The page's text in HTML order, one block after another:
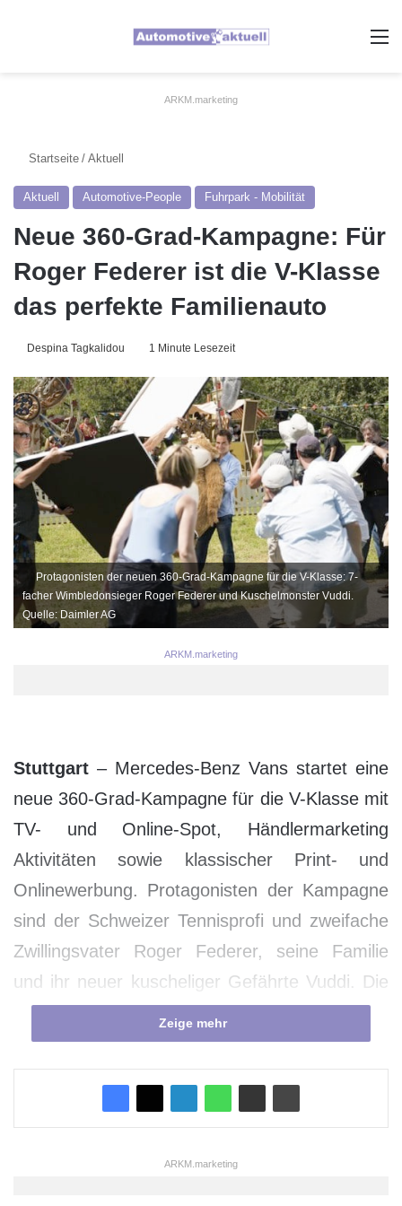
ARKM.marketing
Startseite / Aktuell
Aktuell Automotive-People Fuhrpark - Mobilität
Neue 360-Grad-Kampagne: Für
Roger Federer ist die V-Klasse
das perfekte Familienauto
Despina Tagkalidou 1 Minute Lesezeit
Protagonisten der neuen 360-Grad-Kampagne für die V-Klasse: 7-
facher Wimbledonsieger Roger Federer und Kuschelmonster Vuddi.
Quelle: Daimler AG
ARKM.marketing
Stuttgart – Mercedes-Benz Vans startet eine
neue 360-Grad-Kampagne für die V-Klasse mit
TV- und Online-Spot, Händlermarketing
Aktivitäten sowie klassischer Print- und
Onlinewerbung. Protagonisten der Kampagne
sind der Schweizer Tennisprofi und zweifache
Zwillingsvater Roger Federer, seine Familie
und ihr neuer kuscheliger Gefährte Vuddi. Die
Kampagne startet im Mai in Deutschland und
schon Ende April in der Schweiz.
neue V-Klasse Kampagne gewonnen zu
haben. Das Tennis-Ass und unsere
Zeige mehr
ARKM.marketing